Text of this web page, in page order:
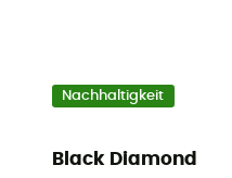
Nachhaltigkeit
Black Diamond